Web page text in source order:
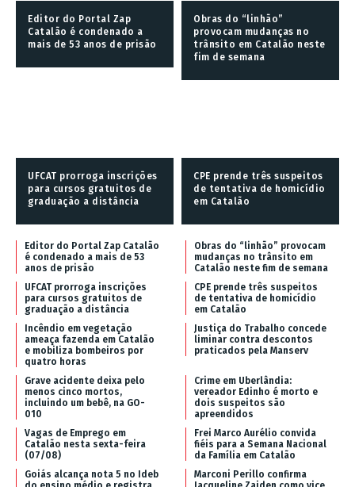
Editor do Portal Zap
Catalão é condenado a
mais de 53 anos de prisão
Obras do “linhão”
provocam mudanças no
trânsito em Catalão neste
fim de semana
UFCAT prorroga inscrições
para cursos gratuitos de
graduação a distância
CPE prende três suspeitos
de tentativa de homicídio
em Catalão
Editor do Portal Zap Catalão
é condenado a mais de 53
anos de prisão
Obras do “linhão” provocam
mudanças no trânsito em
Catalão neste fim de semana
UFCAT prorroga inscrições
para cursos gratuitos de
graduação a distância
CPE prende três suspeitos
de tentativa de homicídio
em Catalão
Incêndio em vegetação
ameaça fazenda em Catalão
e mobiliza bombeiros por
quatro horas
Justiça do Trabalho concede
liminar contra descontos
praticados pela Manserv
Grave acidente deixa pelo
menos cinco mortos,
incluindo um bebê, na GO-
010
Crime em Uberlândia:
vereador Edinho é morto e
dois suspeitos são
apreendidos
Vagas de Emprego em
Catalão nesta sexta-feira
(07/08)
Frei Marco Aurélio convida
fiéis para a Semana Nacional
da Família em Catalão
Goiás alcança nota 5 no Ideb
Marconi Perillo confirma